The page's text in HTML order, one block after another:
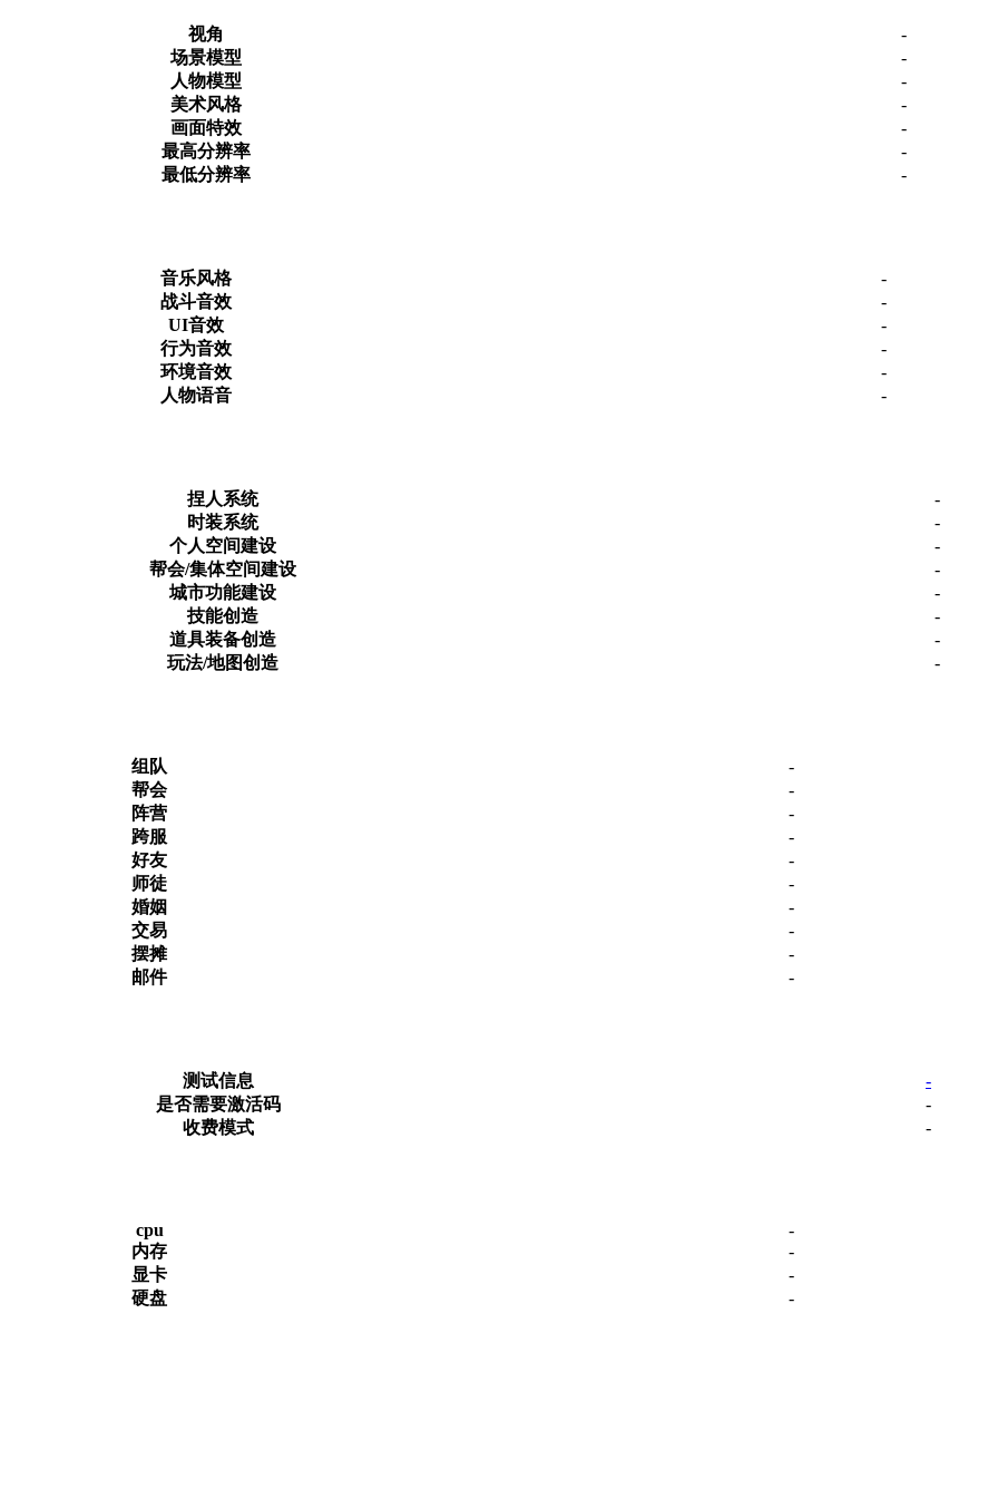
视角
-
场景模型
-
人物模型
-
美术风格
-
画面特效
-
最高分辨率
-
最低分辨率
-
音乐风格
-
战斗音效
-
UI音效
-
行为音效
-
环境音效
-
人物语音
-
捏人系统
-
时装系统
-
个人空间建设
-
帮会/集体空间建设
-
城市功能建设
-
技能创造
-
道具装备创造
-
玩法/地图创造
-
组队
-
帮会
-
阵营
-
跨服
-
好友
-
师徒
-
婚姻
-
交易
-
摆摊
-
邮件
-
测试信息
-
是否需要激活码
-
收费模式
-
cpu
-
内存
-
显卡
-
硬盘
-